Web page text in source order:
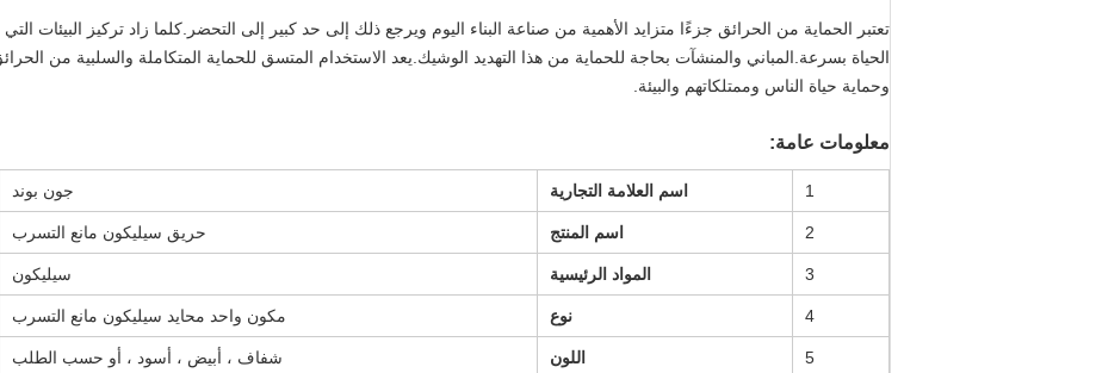
تعتبر الحماية من الحرائق جزءًا متزايد الأهمية من صناعة البناء اليوم ويرجع ذلك إلى حد كبير إلى التحضر.كلما زاد تركيز البيئات
الحياة بسرعة.المباني والمنشآت بحاجة للحماية من هذا التهديد الوشيك.يعد الاستخدام المتسق للحماية المتكاملة والسلبية من
وحماية حياة الناس وممتلكاتهم والبيئة.
معلومات عامة:
1 اسم العلامة التجارية جون بوند
2 اسم المنتج حريق سيليكون مانع التسرب
3 المواد الرئيسية سيليكون
4 نوع مكون واحد محايد سيليكون مانع التسرب
5 اللون شفاف ، أبيض ، أسود ، أو حسب الطلب